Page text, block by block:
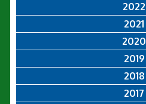
2022
2021
2020
2019
2018
2017